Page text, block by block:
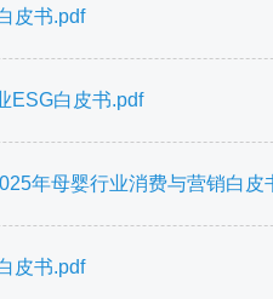
皮书.pdf
ESG白皮书.pdf
年母婴行业消费与营销白皮
皮书.pdf